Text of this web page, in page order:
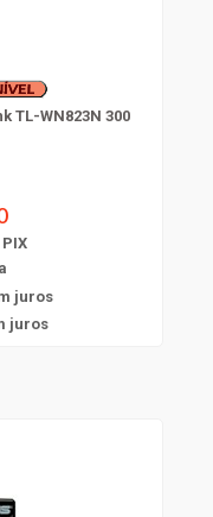
TL-WN823N 300
juros
juros